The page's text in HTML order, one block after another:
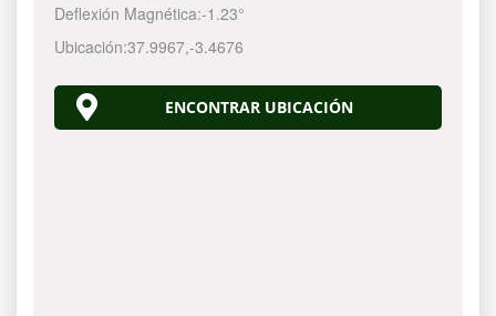
Deflexión Magnética:-1.23°
Ubicación:37.9967,-3.4676
ENCONTRAR UBICACIÓN